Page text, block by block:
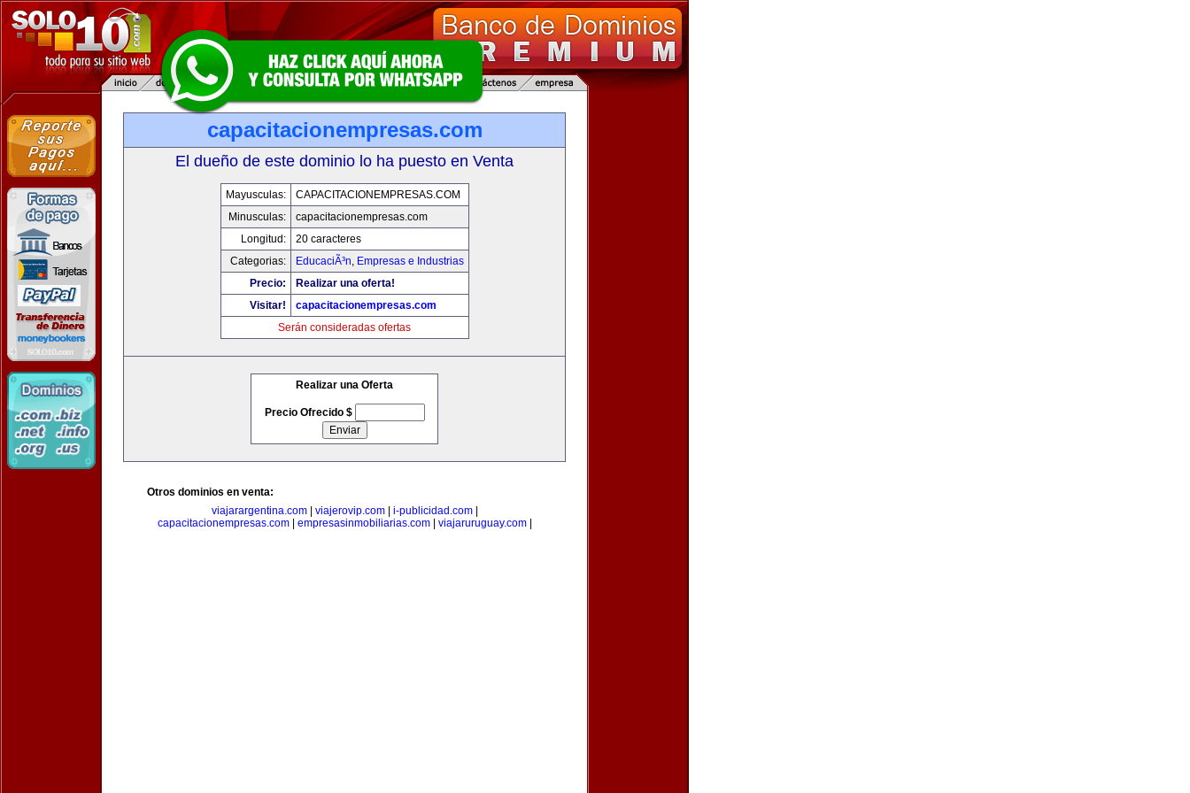
capacitacionempresas.com
El dueño de este dominio lo ha puesto en Venta
Mayusculas:
CAPACITACIONEMPRESAS.COM
Minusculas:
capacitacionempresas.com
Longitud:
20 caracteres
Categorias:
EducaciÃ³n, Empresas e Industrias
Precio:
Realizar una oferta!
Visitar!
capacitacionempresas.com
Serán consideradas ofertas
Realizar una Oferta
Precio Ofrecido $
Otros dominios en venta:
viajarargentina.com| viajerovip.com| i-publicidad.com|
capacitacionempresas.com| empresasinmobiliarias.com| viajaruruguay.com|